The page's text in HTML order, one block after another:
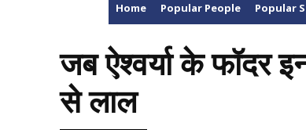
Home Popular People Popular
जब ऐश्वर्या के फॉदर
से लाल